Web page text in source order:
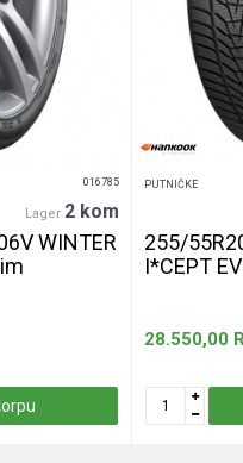
016785
Lager 2 kom
WINTER
PUTNIČKE
255/
I*CEPT
28.550,00